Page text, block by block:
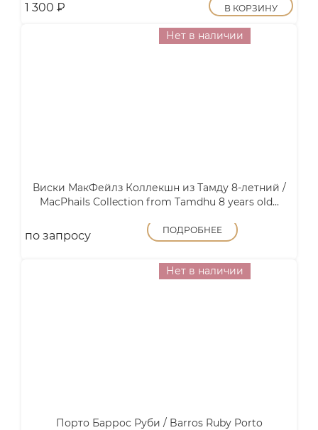
1 300 ₽ В КОРЗИНУ
Нет в наличии
Виски МакФейлз Коллекшн из Тамду 8-летний /
MacPhails Collection from Tamdhu 8 years old...
по запросу ПОДРОБНЕЕ
Нет в наличии
Порто Баррос Руби / Barros Ruby Porto